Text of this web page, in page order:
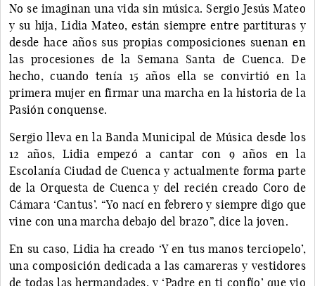
No se imaginan una vida sin música. Sergio Jesús Mateo
y su hija, Lidia Mateo, están siempre entre partituras y
desde hace años sus propias composiciones suenan en
las procesiones de la Semana Santa de Cuenca. De
hecho, cuando tenía 15 años ella se convirtió en la
primera mujer en firmar una marcha en la historia de la
Pasión conquense.
Sergio lleva en la Banda Municipal de Música desde los
12 años, Lidia empezó a cantar con 9 años en la
Escolanía Ciudad de Cuenca y actualmente forma parte
de la Orquesta de Cuenca y del recién creado Coro de
Cámara ‘Cantus’. “Yo nací en febrero y siempre digo que
vine con una marcha debajo del brazo”, dice la joven.
En su caso, Lidia ha creado ‘Y en tus manos terciopelo’,
una composición dedicada a las camareras y vestidores
de todas las hermandades, y ‘Padre en ti confío’ que vio